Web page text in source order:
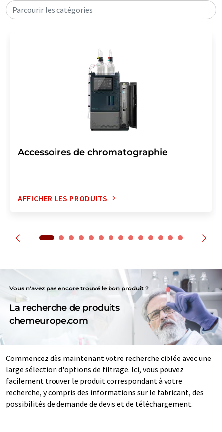
Parcourir les catégories
Accessoires de chromatographie
AFFICHER LES PRODUITS
Vous n'avez pas encore trouvé le bon produit ?
La recherche de produits
chemeurope.com
Commencez dès maintenant votre recherche ciblée avec une
large sélection d'options de filtrage. Ici, vous pouvez
facilement trouver le produit correspondant à votre
recherche, y compris des informations sur le fabricant, des
possibilités de demande de devis et de téléchargement.